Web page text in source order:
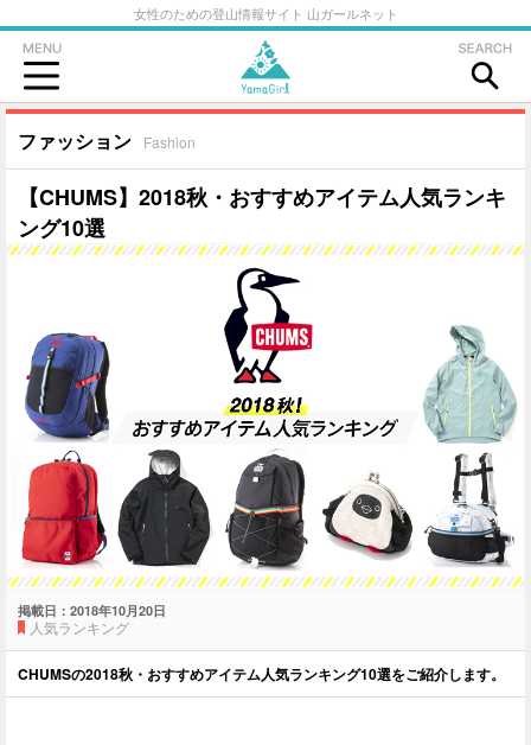
女性のための登山情報サイト 山ガールネット
ファッション Fashion
【CHUMS】2018秋・おすすめアイテム人気ランキ
ング10選
掲載日： 2018年10月20日
人気ランキング
CHUMSの2018秋・おすすめアイテム人気ランキング10選をご紹介します。